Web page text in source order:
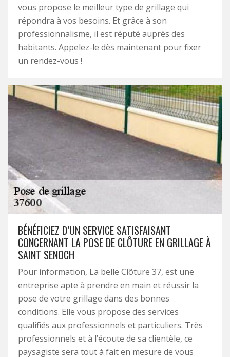
vous propose le meilleur type de grillage qui
répondra à vos besoins. Et grâce à son
professionnalisme, il est réputé auprès des
habitants. Appelez-le dès maintenant pour fixer
un rendez-vous !
BÉNÉFICIEZ D’UN SERVICE SATISFAISANT
CONCERNANT LA POSE DE CLÔTURE EN GRILLAGE À
SAINT SENOCH
Pour information, La belle Clôture 37, est une
entreprise apte à prendre en main et réussir la
pose de votre grillage dans des bonnes
conditions. Elle vous propose des services
qualifiés aux professionnels et particuliers. Très
professionnels et à l’écoute de sa clientèle, ce
paysagiste sera tout à fait en mesure de vous